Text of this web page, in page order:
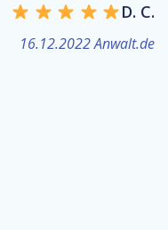
D. C.
16.12.2022 Anwalt.de